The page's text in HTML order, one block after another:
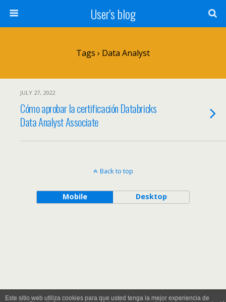
User's blog
Tags › Data Analyst
JULY 27, 2022
Cómo aprobar la certificación Databricks
Data Analyst Associate
Back to top
Mobile Desktop
Este sitio web utiliza cookies para que usted tenga la mejor experiencia de